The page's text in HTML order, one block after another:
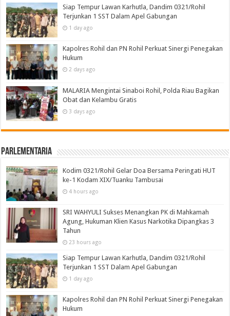
Siap Tempur Lawan Karhutla, Dandim 0321/Rohil
Terjunkan 1 SST Dalam Apel Gabungan
1 day ago
Kapolres Rohil dan PN Rohil Perkuat Sinergi Penegakan
Hukum
2 days ago
MALARIA Mengintai Sinaboi Rohil, Polda Riau Bagikan
Obat dan Kelambu Gratis
3 days ago
Parlementaria
Kodim 0321/Rohil Gelar Doa Bersama Peringati HUT
ke-1 Kodam XIX/Tuanku Tambusai
4 hours ago
SRI WAHYULI Sukses Menangkan PK di Mahkamah
Agung, Hukuman Klien Kasus Narkotika Dipangkas 3
Tahun
23 hours ago
Siap Tempur Lawan Karhutla, Dandim 0321/Rohil
Terjunkan 1 SST Dalam Apel Gabungan
1 day ago
Kapolres Rohil dan PN Rohil Perkuat Sinergi Penegakan
Hukum